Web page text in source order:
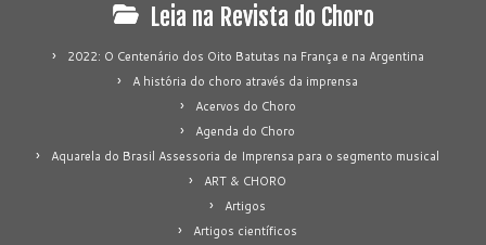
Leia na Revista do Choro
2022: O Centenário dos Oito Batutas na França e na Argentina
A história do choro através da imprensa
Acervos do Choro
Agenda do Choro
Aquarela do Brasil Assessoria de Imprensa para o segmento musical
ART & CHORO
Artigos
Artigos científicos